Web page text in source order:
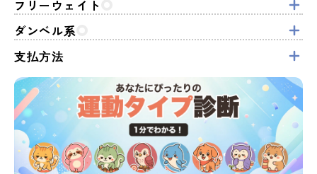
フリーウェイト
ダンベル系
支払方法